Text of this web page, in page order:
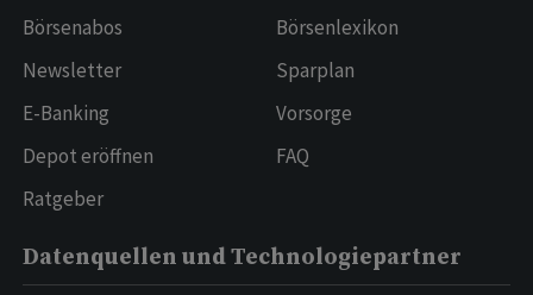
Börsenabos
Newsletter
E-Banking
Depot eröffnen
Ratgeber
Börsenlexikon
Sparplan
Vorsorge
FAQ
Datenquellen und Technologiepartner